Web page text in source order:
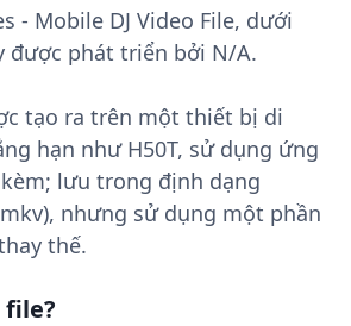
- Mobile DJ Video File, dưới
được phát triển bởi N/A.
tạo ra trên một thiết bị di
hạn như H50T, sử dụng ứng
lưu trong định dạng
nhưng sử dụng một phần
thế.
file?